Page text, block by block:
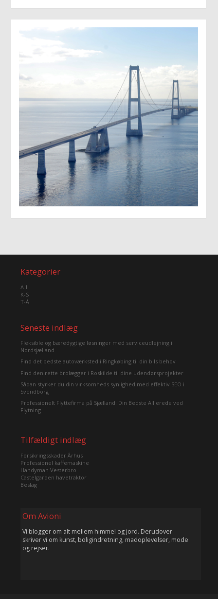
Kategorier
A-I
K-S
T-Å
Seneste indlæg
Fleksible og bæredygtige løsninger med serviceudlejning i
Nordsjælland
Find det bedste autoværksted i Ringkøbing til din bils behov
Find den rette brolægger i Roskilde til dine udendørsprojekter
Sådan styrker du din virksomheds synlighed med effektiv SEO i
Svendborg
Professionelt Flyttefirma på Sjælland: Din Bedste Allierede ved
Flytning
Tilfældigt indlæg
Forsikringsskader Århus
Professionel kaffemaskine
Handyman Vesterbro
Castelgarden havetraktor
Beslag
Om Avioni
Vi blogger om alt mellem himmel og jord. Derudover
skriver vi om kunst, boligindretning, madoplevelser, mode
og rejser.